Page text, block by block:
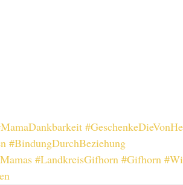
#BindungDurchBeziehung
#LandkreisGifhorn #Gifhorn